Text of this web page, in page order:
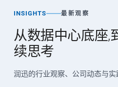
INSIGHTS 最新观察
从数据中心底座,
续思考
润迅的行业观察、公司动态与实